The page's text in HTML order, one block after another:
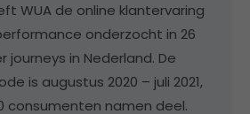
WUA de online klantervaring
onderzocht in 26
journeys in Nederland. De
is augustus 2020 – juli 2021,
consumenten namen deel.